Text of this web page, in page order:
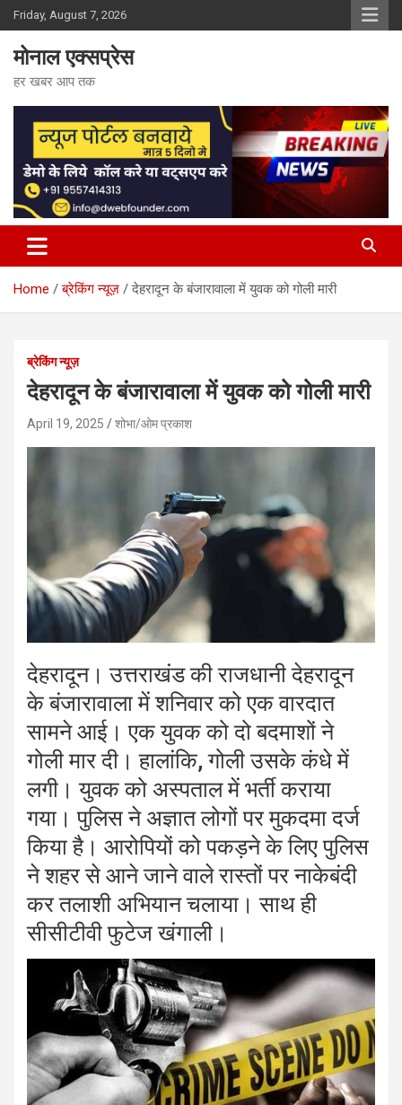
Skip
to
content
Friday, August 7, 2026
मोनाल एक्सप्रेस
हर खबर आप तक
Home ब्रेकिंग न्यूज़ देहरादून के बंजारावाला में युवक को गोली मारी
ब्रेकिंग न्यूज़
देहरादून के बंजारावाला में युवक को गोली मारी
April 19, 2025 शोभा/ओम प्रकाश
देहरादून। उत्तराखंड की राजधानी देहरादून
के बंजारावाला में शनिवार को एक वारदात
सामने आई। एक युवक को दो बदमाशों ने
गोली मार दी। हालांकि, गोली उसके कंधे में
लगी। युवक को अस्पताल में भर्ती कराया
गया। पुलिस ने अज्ञात लोगों पर मुकदमा दर्ज
किया है। आरोपियों को पकड़ने के लिए पुलिस
ने शहर से आने जाने वाले रास्तों पर नाकेबंदी
कर तलाशी अभियान चलाया। साथ ही
सीसीटीवी फुटेज खंगाली।